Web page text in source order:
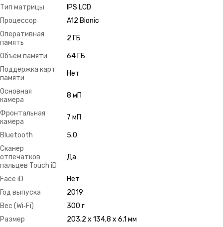
Тип матрицы
IPS LCD
Процессор
A12 Bionic
Оперативная
память
2 ГБ
Объем памяти
64 ГБ
Поддержка карт
памяти
Нет
Основная
камера
8 мП
Фронтальная
камера
7 мП
Bluetooth
5.0
Сканер
отпечатков
пальцев Touch iD
Да
Face iD
Нет
Год выпуска
2019
Вес (Wi‑Fi)
300 г
Размер
203,2 x 134,8 x 6,1 мм